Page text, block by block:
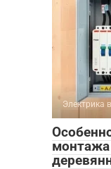
Электрика
монтажа